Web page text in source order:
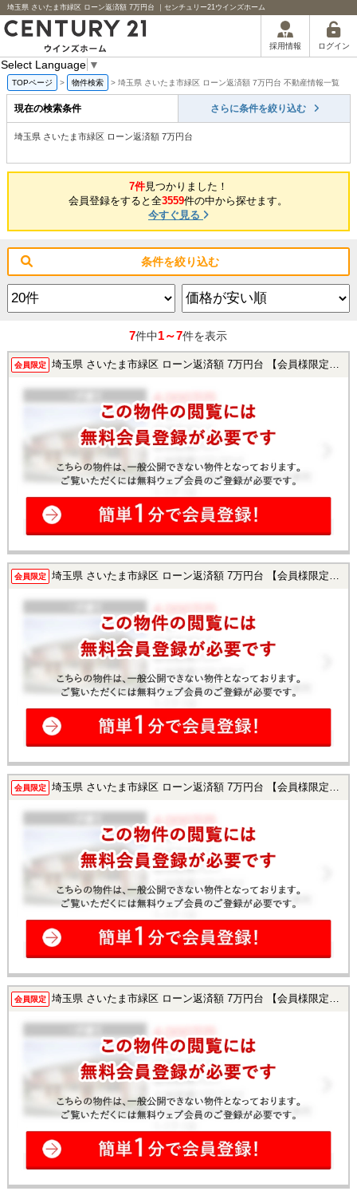
埼玉県 さいたま市緑区 ローン返済額 7万円台 ｜センチュリー21ウインズホーム
採用情報 ログイン
Select Language ▼
TOPページ > 物件検索 > 埼玉県 さいたま市緑区 ローン返済額 7万円台 不動産情報一覧
現在の検索条件 さらに条件を絞り込む
埼玉県 さいたま市緑区 ローン返済額 7万円台
7件見つかりました！
会員登録をすると全3559件の中から探せます。
今すぐ見る
条件を絞り込む
7件中1～7件を表示
会員限定 埼玉県 さいたま市緑区 ローン返済額 7万円台 【会員様限定で公開中！】
会員限定 埼玉県 さいたま市緑区 ローン返済額 7万円台 【会員様限定で公開中！】
会員限定 埼玉県 さいたま市緑区 ローン返済額 7万円台 【会員様限定で公開中！】
会員限定 埼玉県 さいたま市緑区 ローン返済額 7万円台 【会員様限定で公開中！】